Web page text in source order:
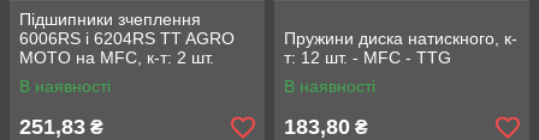
Підшипники зчеплення
6006RS і 6204RS TT AGRO
MOTO на MFC, к-т: 2 шт.
В наявності
251,83 ₴
Пружини диска натискного, к-
т: 12 шт. - MFC - TTG
В наявності
183,80 ₴